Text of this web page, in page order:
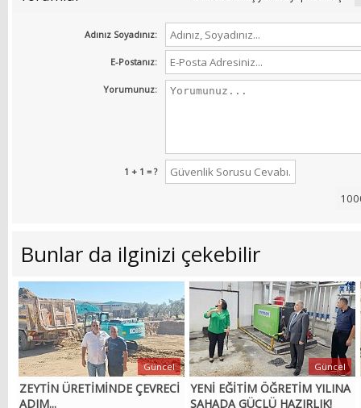
Adınız Soyadınız:
E-Postanız:
Yorumunuz:
1 + 1 = ?
Bunlar da ilginizi çekebilir
ZEYTİN ÜRETİMİNDE ÇEVRECİ
ADIM...
Güncel
YENİ EĞİTİM ÖĞRETİM YILINA
SAHADA GÜÇLÜ HAZIRLIK!
Güncel